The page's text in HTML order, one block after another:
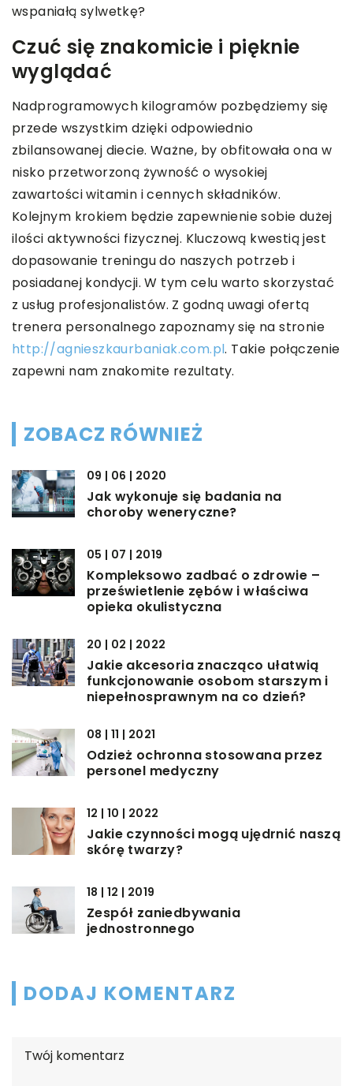
wspaniałą sylwetkę?
Czuć się znakomicie i pięknie
wyglądać
Nadprogramowych kilogramów pozbędziemy się
przede wszystkim dzięki odpowiednio
zbilansowanej diecie. Ważne, by obfitowała ona w
nisko przetworzoną żywność o wysokiej
zawartości witamin i cennych składników.
Kolejnym krokiem będzie zapewnienie sobie dużej
ilości aktywności fizycznej. Kluczową kwestią jest
dopasowanie treningu do naszych potrzeb i
posiadanej kondycji. W tym celu warto skorzystać
z usług profesjonalistów. Z godną uwagi ofertą
trenera personalnego zapoznamy się na stronie
http://agnieszkaurbaniak.com.pl. Takie połączenie
zapewni nam znakomite rezultaty.
ZOBACZ RÓWNIEŻ
09 | 06 | 2020
Jak wykonuje się badania na
choroby weneryczne?
05 | 07 | 2019
Kompleksowo zadbać o zdrowie –
prześwietlenie zębów i właściwa
opieka okulistyczna
20 | 02 | 2022
Jakie akcesoria znacząco ułatwią
funkcjonowanie osobom starszym i
niepełnosprawnym na co dzień?
08 | 11 | 2021
Odzież ochronna stosowana przez
personel medyczny
12 | 10 | 2022
Jakie czynności mogą ujędrnić naszą
skórę twarzy?
18 | 12 | 2019
Zespół zaniedbywania
jednostronnego
DODAJ KOMENTARZ